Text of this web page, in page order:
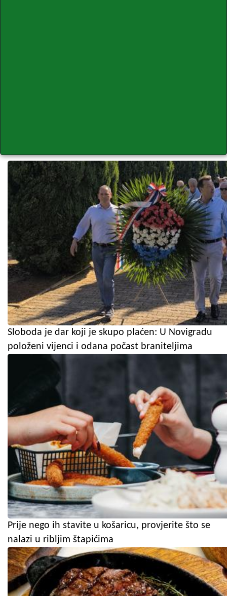
Sloboda je dar koji je skupo plaćen: U Novigradu
položeni vijenci i odana počast braniteljima
Prije nego ih stavite u košaricu, provjerite što se
nalazi u ribljim štapićima